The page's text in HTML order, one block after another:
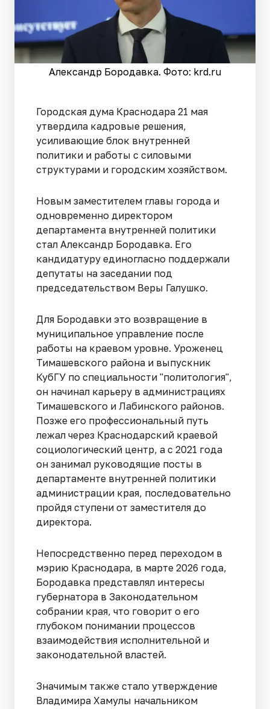
Александр Бородавка. Фото: krd.ru
Городская дума Краснодара 21 мая
утвердила кадровые решения,
усиливающие блок внутренней
политики и работы с силовыми
структурами и городским хозяйством.
Новым заместителем главы города и
одновременно директором
департамента внутренней политики
стал Александр Бородавка. Его
кандидатуру единогласно поддержали
депутаты на заседании под
председательством Веры Галушко.
Для Бородавки это возвращение в
муниципальное управление после
работы на краевом уровне. Уроженец
Тимашевского района и выпускник
КубГУ по специальности "политология",
он начинал карьеру в администрациях
Тимашевского и Лабинского районов.
Позже его профессиональный путь
лежал через Краснодарский краевой
социологический центр, а с 2021 года
он занимал руководящие посты в
департаменте внутренней политики
администрации края, последовательно
пройдя ступени от заместителя до
директора.
Непосредственно перед переходом в
мэрию Краснодара, в марте 2026 года,
Бородавка представлял интересы
губернатора в Законодательном
собрании края, что говорит о его
глубоком понимании процессов
взаимодействия исполнительной и
законодательной властей.
Значимым также стало утверждение
Владимира Хамулы начальником